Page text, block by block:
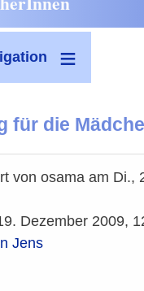
für die
von osama am Di.,
Dezember 2009,
Jens